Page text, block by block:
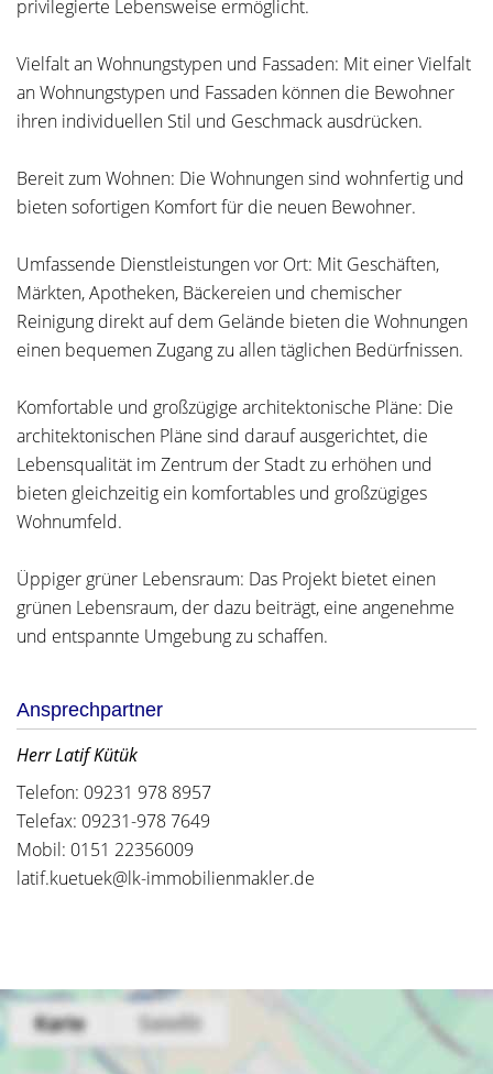
privilegierte Lebensweise ermöglicht.
Vielfalt an Wohnungstypen und Fassaden: Mit einer Vielfalt
an Wohnungstypen und Fassaden können die Bewohner
ihren individuellen Stil und Geschmack ausdrücken.
Bereit zum Wohnen: Die Wohnungen sind wohnfertig und
bieten sofortigen Komfort für die neuen Bewohner.
Umfassende Dienstleistungen vor Ort: Mit Geschäften,
Märkten, Apotheken, Bäckereien und chemischer
Reinigung direkt auf dem Gelände bieten die Wohnungen
einen bequemen Zugang zu allen täglichen Bedürfnissen.
Komfortable und großzügige architektonische Pläne: Die
architektonischen Pläne sind darauf ausgerichtet, die
Lebensqualität im Zentrum der Stadt zu erhöhen und
bieten gleichzeitig ein komfortables und großzügiges
Wohnumfeld.
Üppiger grüner Lebensraum: Das Projekt bietet einen
grünen Lebensraum, der dazu beiträgt, eine angenehme
und entspannte Umgebung zu schaffen.
Ansprechpartner
Herr Latif Kütük
Telefon: 09231 978 8957
Telefax: 09231-978 7649
Mobil: 0151 22356009
latif.kuetuek@lk-immobilienmakler.de